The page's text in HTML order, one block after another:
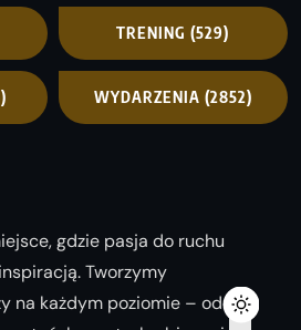
TRENING (529)
WYDARZENIA (2852)
gdzie pasja do ruchu
Tworzymy
na każdym poziomie – od